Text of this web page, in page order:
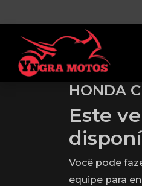
HONDA
Este
Você pode
equipe para